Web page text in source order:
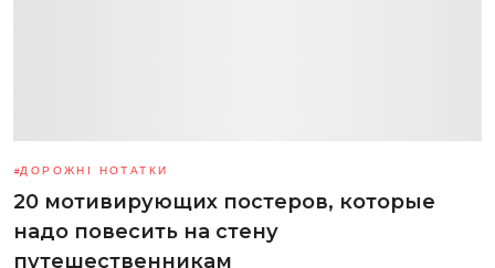
ДОРОЖНІ НОТАТКИ
20 мотивирующих постеров, которые
надо повесить на стену
путешественникам